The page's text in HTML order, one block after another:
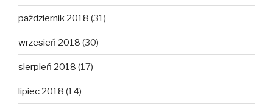
październik 2018 (31)
wrzesień 2018 (30)
sierpień 2018 (17)
lipiec 2018 (14)